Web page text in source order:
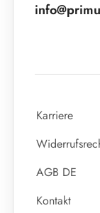
Karriere
AGB DE
Kontakt